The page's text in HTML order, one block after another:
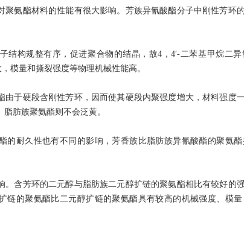
聚氨酯材料的性能有很大影响。芳族异氰酸酯分子中刚性芳环
结构规整有序，促进聚合物的结晶，故4，4′-二苯基甲烷二
模量和撕裂强度等物理机械性能高。
由于硬段含刚性芳环，因而使其硬段内聚强度增大，材料强度
肪族聚氨酯则不会泛黄。
的耐久性也有不同的影响，芳香族比脂肪族异氰酸酯的聚氨
。含芳环的二元醇与脂肪族二元醇扩链的聚氨酯相比有较好的
链的聚氨酯比二元醇扩链的聚氨酯具有较高的机械强度、模